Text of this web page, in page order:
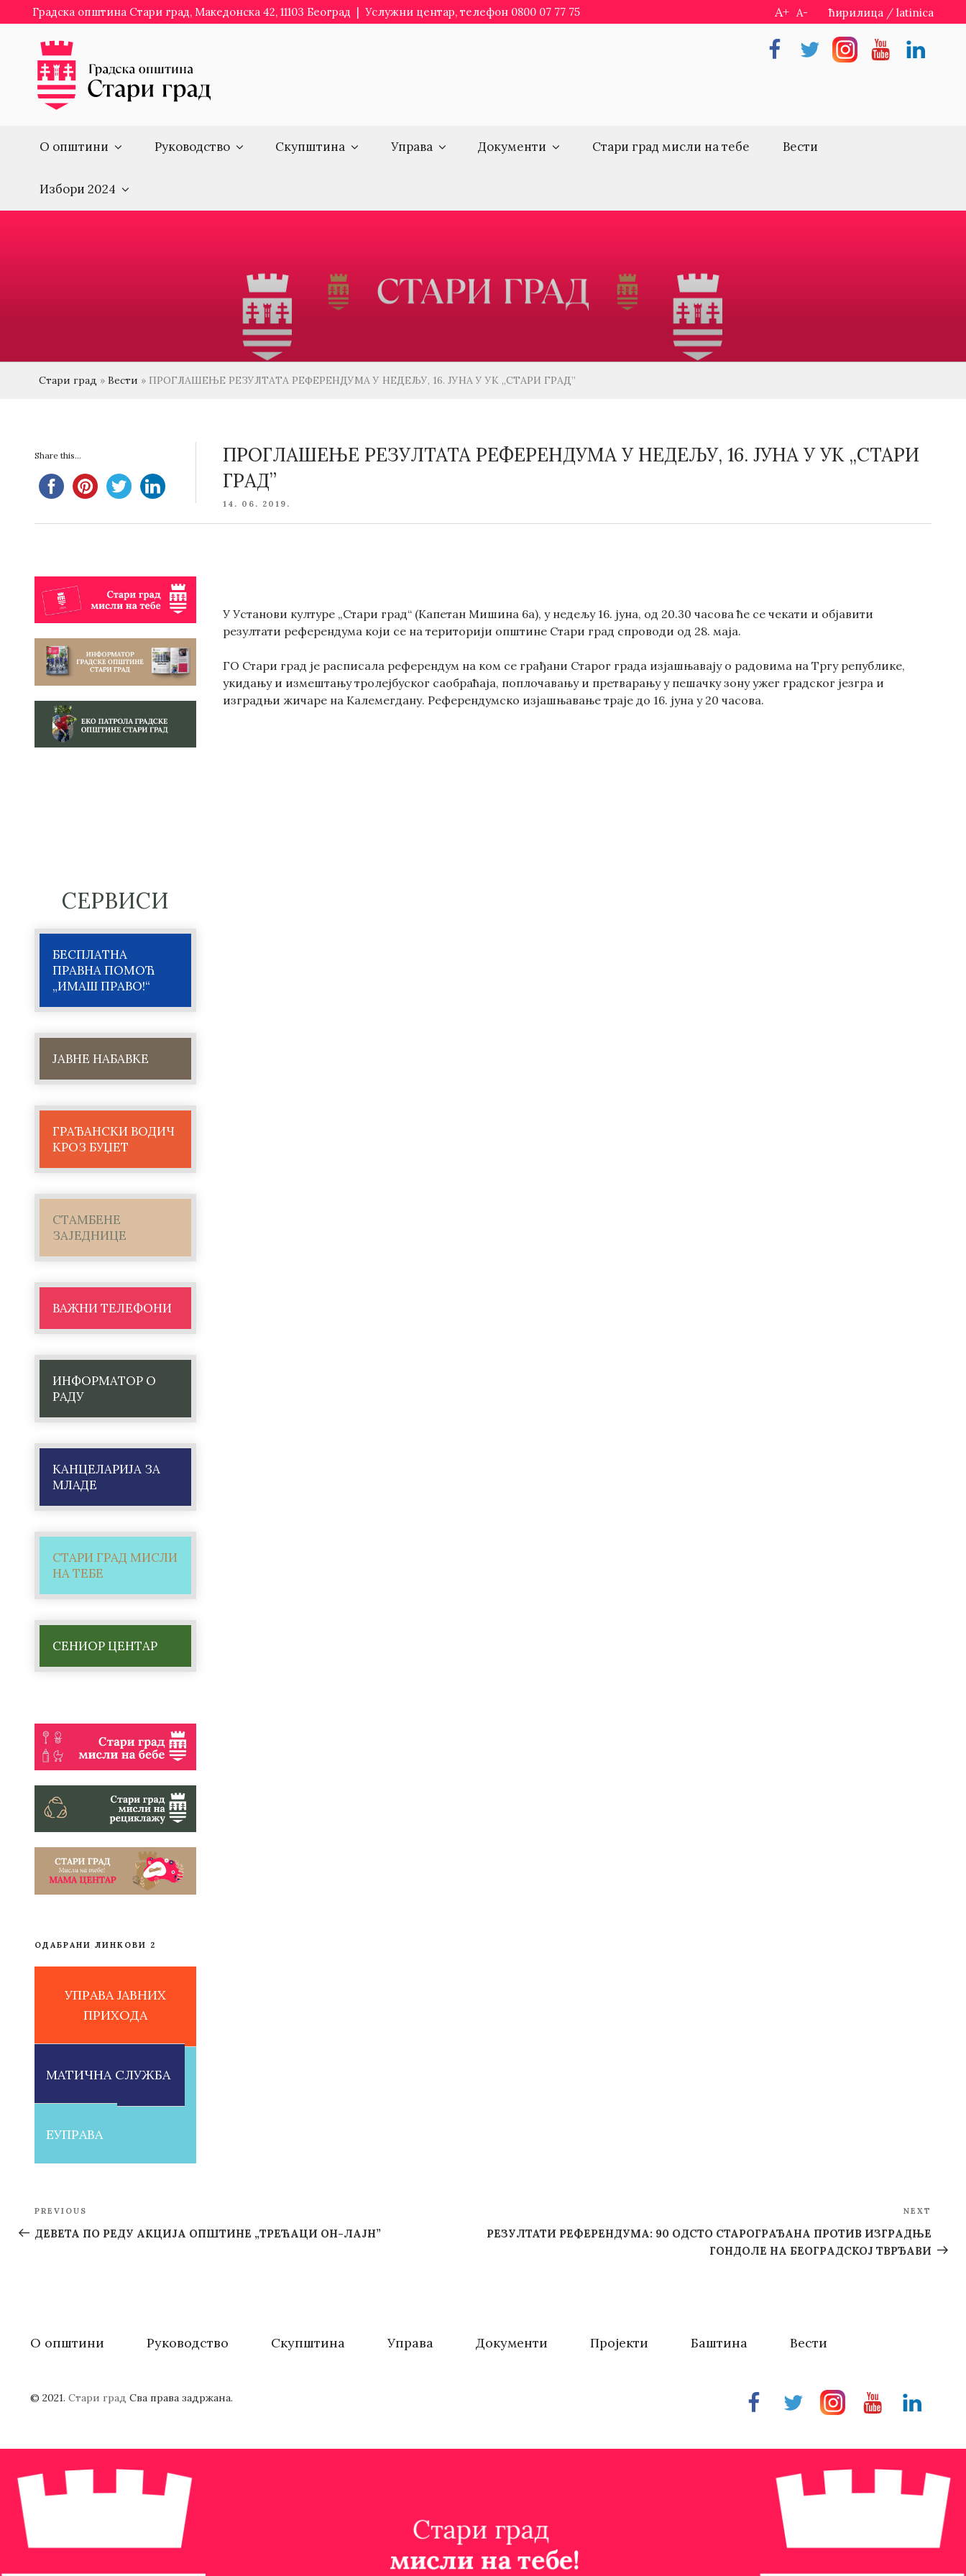
to
content
Градска општина Стари град, Македонска 42, 11103 Београд | Услужни центар, телефон 0800 07 77 75 A+ A- ћирилица / latinica
FacebookTwitterInstragramYoutubeLinkedin
О општини Руководство Скупштина Управа Документи Стари град мисли на тебе Вести
Избори 2024
Стари град » Вести » ПРОГЛАШЕЊЕ РЕЗУЛТАТА РЕФЕРЕНДУМА У НЕДЕЉУ, 16. ЈУНА У УК „СТАРИ ГРАД”
Share this...
ПРОГЛАШЕЊЕ РЕЗУЛТАТА РЕФЕРЕНДУМА У НЕДЕЉУ, 16. ЈУНА У УК „СТАРИ
ГРАД”
POSTED
14. 06. 2019.
СЕРВИСИ
БЕСПЛАТНА
ПРАВНА ПОМОЋ
„ИМАШ ПРАВО!“
ЈАВНЕ НАБАВКЕ
ГРАЂАНСКИ ВОДИЧ
КРОЗ БУЏЕТ
СТАМБЕНЕ
ЗАЈЕДНИЦЕ
ВАЖНИ ТЕЛЕФОНИ
ИНФОРМАТОР О
РАДУ
КАНЦЕЛАРИЈА ЗА
МЛАДЕ
СТАРИ ГРАД МИСЛИ
НА ТЕБЕ
СЕНИОР ЦЕНТАР
ОДАБРАНИ ЛИНКОВИ 2
УПРАВА ЈАВНИХ
ПРИХОДА
МАТИЧНА СЛУЖБА
ЕУПРАВА
У Установи културе „Стари град“ (Капетан Мишина 6а), у недељу 16. јуна, од 20.30 часова ће се чекати и објавити
резултати референдума који се на територији општине Стари град спроводи од 28. маја.
ГО Стари град је расписала референдум на ком се грађани Старог града изјашњавају о радовима на Тргу републике,
укидању и измештању тролејбуског саобраћаја, поплочавању и претварању у пешачку зону ужег градског језгра и
изградњи жичаре на Калемегдану. Референдумско изјашњавање траје до 16. јуна у 20 часова.
Post
navigation
Previous
Post
PREVIOUS
ДЕВЕТА ПО РЕДУ АКЦИЈА ОПШТИНЕ „ТРЕЋАЦИ ОН-ЛАЈН”
NEXT
РЕЗУЛТАТИ РЕФЕРЕНДУМА: 90 ОДСТО СТАРОГРАЂАНА ПРОТИВ ИЗГРАДЊЕ
ГОНДОЛЕ НА БЕОГРАДСКОЈ ТВРЂАВИ
О општини Руководство Скупштина Управа Документи Пројекти Баштина Вести
FacebookTwitterInstragramYoutubeLinkedin
© 2021. Стари град Сва права задржана.